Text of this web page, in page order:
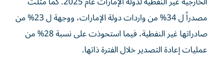
مصدراً ل 34% من واردات دولة الإمارات، ووجهة ل 23% من
صادراتها غير النفطية، فيما استحوذت على نسبة 28% من
عمليات إعادة التصدير خلال الفترة ذاتها.